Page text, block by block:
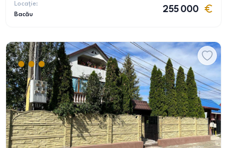
Locație:
Bacău
255 000